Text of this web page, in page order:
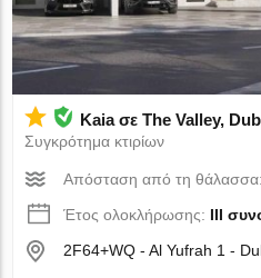
Kaia σε The Valley,
Συγκρότημα κτιρίων
Απόσταση από τη
Έτος ολοκλήρωσης: III
2F64+WQ - Al Yufrah 1 -